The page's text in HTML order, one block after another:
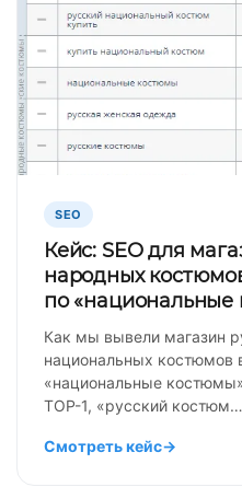
SEO
Кейс: SEO для
народных
по «национальные
Как мы вывели магазин
национальных костюмов
«национальные
TOP-1, «русский костюм…
Смотреть кейс→